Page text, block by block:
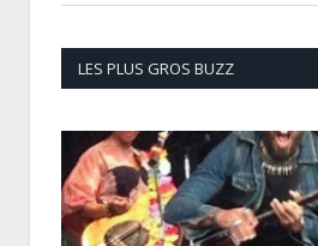
LES PLUS GROS BUZZ